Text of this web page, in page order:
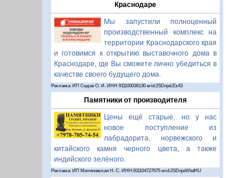
Краснодаре
Мы запустили полноценный
производственный комплекс на
территории Краснодарского края
и готовимся к открытию выставочного дома в
Краснодаре, где Вы сможете лично убедиться в
качестве своего будущего дома.
Реклама: ИП Седов О. И. ИНН 911100036130 erid:2SDnjeLEz43
Памятники от производителя
Цены ещё старые, но у нас
новое поступление из
лабрадорита, норвежского и
китайского камня черного цвета, а также
индийского зелёного.
Реклама: ИП Миляновская Н. С. ИНН:911104727675 erid:2SDnjeWbdHU